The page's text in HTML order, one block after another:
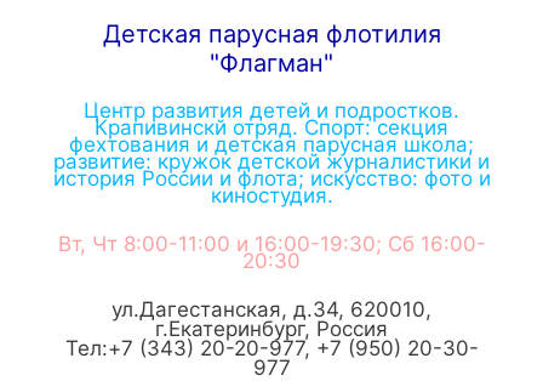
Детская парусная флотилия
"Флагман"
Центр развития детей и подростков.
Крапивинскй отряд. Спорт: секция
фехтования и детская парусная школа;
развитие: кружок детской журналистики и
история России и флота; искусство: фото и
киностудия.
Вт, Чт 8:00-11:00 и 16:00-19:30; Сб 16:00-
20:30
ул.Дагестанская, д.34, 620010,
г.Екатеринбург, Россия
Тел:+7 (343) 20-20-977, +7 (950) 20-30-
977